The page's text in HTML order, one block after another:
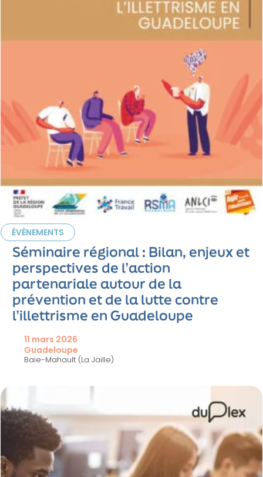
ÉVÈNEMENTS
Séminaire régional : Bilan, enjeux et
perspectives de l’action
partenariale autour de la
prévention et de la lutte contre
l’illettrisme en Guadeloupe
11 mars 2026
Guadeloupe
Baie-Mahault (La Jaille)